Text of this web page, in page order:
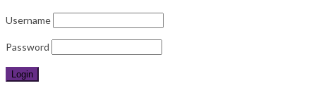
Username
Password